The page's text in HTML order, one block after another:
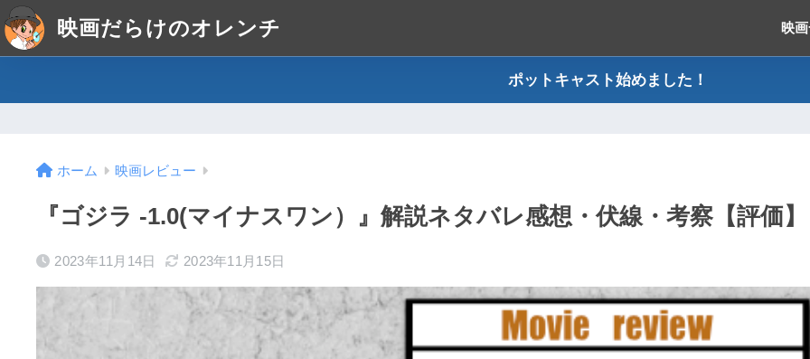
映画だらけのオレンチ 映
ポットキャスト始めました！
ホーム 映画レビュー
『ゴジラ -1.0(マイナスワン）』解説ネタバレ感想・伏線・考察【評価】
2023年11月14日 2023年11月15日